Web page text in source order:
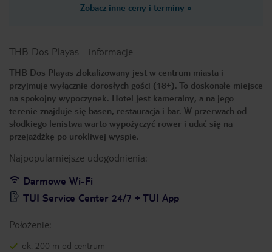
Zobacz inne ceny i terminy »
THB Dos Playas - informacje
THB Dos Playas zlokalizowany jest w centrum miasta i
przyjmuje wyłącznie dorosłych gości (18+). To doskonałe miejsce
na spokojny wypoczynek. Hotel jest kameralny, a na jego
terenie znajduje się basen, restauracja i bar. W przerwach od
słodkiego lenistwa warto wypożyczyć rower i udać się na
przejażdżkę po urokliwej wyspie.
Najpopularniejsze udogodnienia:
Darmowe Wi-Fi
TUI Service Center 24/7 + TUI App
Położenie:
ok. 200 m od centrum